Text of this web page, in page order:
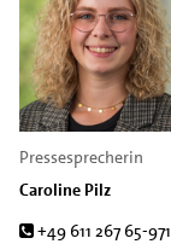
Pressesprecherin
Caroline Pilz
Tel.
+49 611 267 65-971